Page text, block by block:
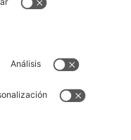
cookies
gastos de envío